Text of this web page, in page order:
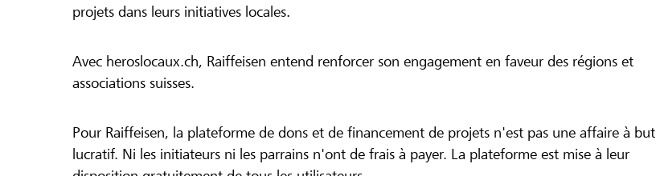
projets dans leurs initiatives locales.
Avec heroslocaux.ch, Raiffeisen entend renforcer son engagement en faveur des régions et
associations suisses.
Pour Raiffeisen, la plateforme de dons et de financement de projets n'est pas une affaire à but
lucratif. Ni les initiateurs ni les parrains n'ont de frais à payer. La plateforme est mise à leur